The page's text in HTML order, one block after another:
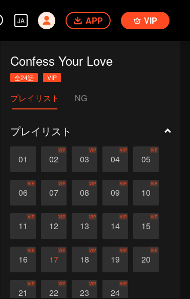
JA APP VIP
Confess Your Love
全24話 VIP
プレイリスト NG
プレイリスト
01 02
VIP
03
VIP
04
VIP
05
VIP
06
VIP
07
VIP
08
VIP
09
VIP
10
VIP
11
VIP
12
VIP
13
VIP
14
VIP
15
VIP
16
VIP
17
VIP
18
VIP
19
VIP
20
VIP
21
VIP
22
VIP
23
VIP
24
VIP